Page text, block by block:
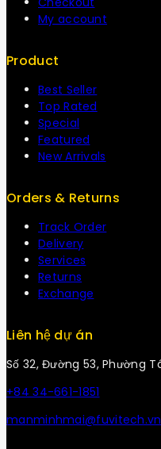
My account
Product
Best Seller
Top Rated
Special
Featured
New Arrivals
Orders & Returns
Track Order
Delivery
Services
Returns
Exchange
Liên hệ dự án
Số 32, Đường 53, Phường
+84 34-661-1851
manminhmai@fuvitech.vn